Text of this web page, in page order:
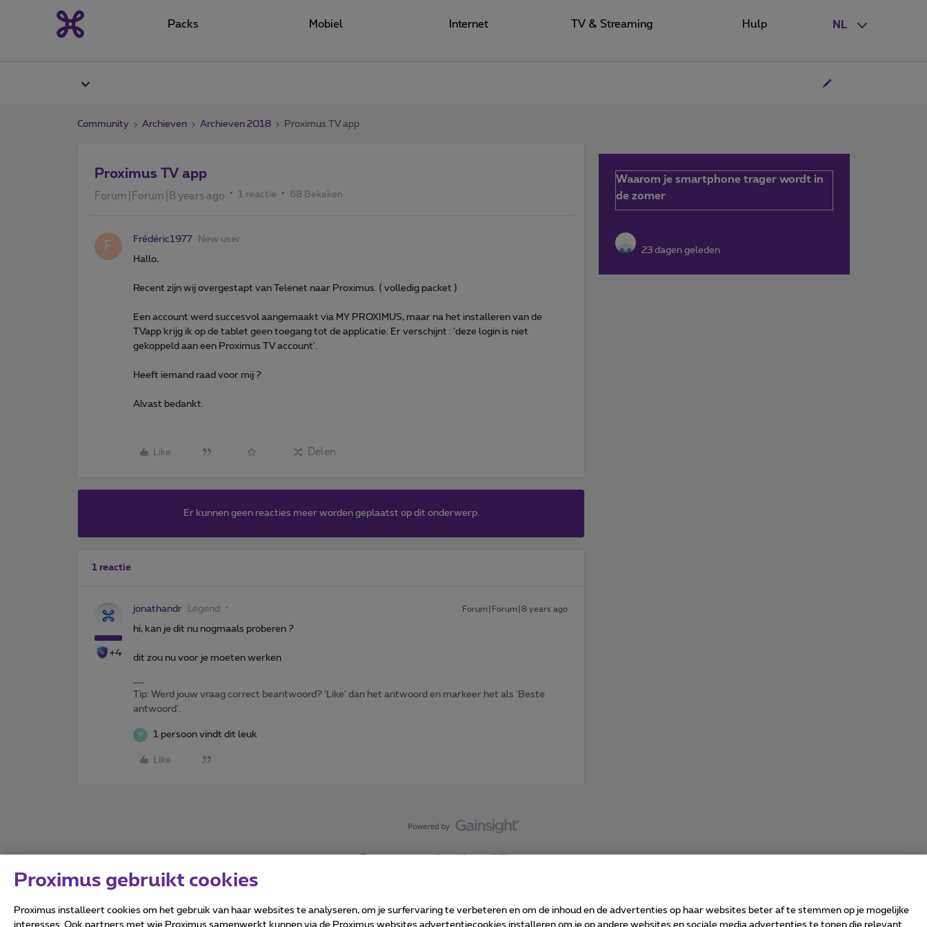
NL
Packs Mobiel Internet TV & Streaming Hulp
Community Archieven Archieven 2018 Proximus TV app
Proximus TV app
Forum|Forum|8 years ago 1 reactie 68 Bekeken
F Frédéric1977 New user
Hallo,
Recent zijn wij overgestapt van Telenet naar Proximus. ( volledig packet )
Een account werd succesvol aangemaakt via MY PROXIMUS, maar na het installeren van de
TVapp krijg ik op de tablet geen toegang tot de applicatie. Er verschijnt : 'deze login is niet
gekoppeld aan een Proximus TV account'.
Heeft iemand raad voor mij ?
Alvast bedankt.
Like Delen
Er kunnen geen reacties meer worden geplaatst op dit onderwerp.
1 reactie
+4
jonathandr Legend Forum|Forum|8 years ago
hi, kan je dit nu nogmaals proberen ?
dit zou nu voor je moeten werken
Tip: Werd jouw vraag correct beantwoord? ‘Like’ dan het antwoord en markeer het als 'Beste
antwoord'.
W 1 persoon vindt dit leuk
Like
Waarom je smartphone trager wordt in
de zomer
23 dagen geleden
Forumvoorwaarden Accessibility statement
Proximus gebruikt cookies
Proximus installeert cookies om het gebruik van haar websites te analyseren, om je surfervaring te verbeteren en om de inhoud en de advertenties op haar websites beter af te stemmen op je mogelijke
interesses. Ook partners met wie Proximus samenwerkt kunnen via de Proximus websites advertentiecookies installeren om je op andere websites en sociale media advertenties te tonen die relevant